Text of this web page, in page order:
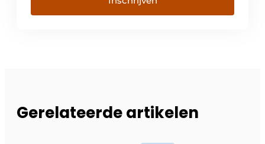
Gerelateerde artikelen